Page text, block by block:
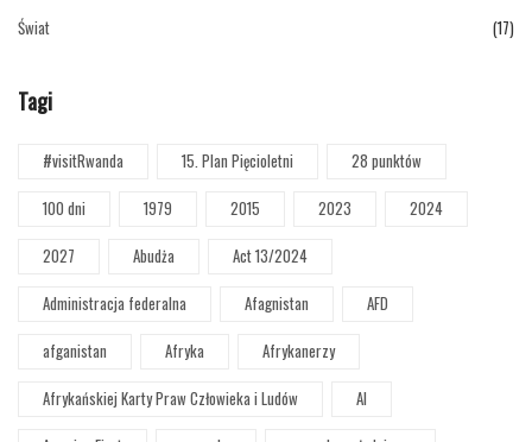
Świat
(17)
Tagi
#visitRwanda 15. Plan Pięcioletni
28 punktów
100 dni
1979 2015 2023
2024
2027
Abudża
Act 13/2024
Administracja federalna
Afagnistan
AFD
afganistan
Afryka
Afrykanerzy
Afrykańskiej Karty Praw Człowieka i Ludów
AI